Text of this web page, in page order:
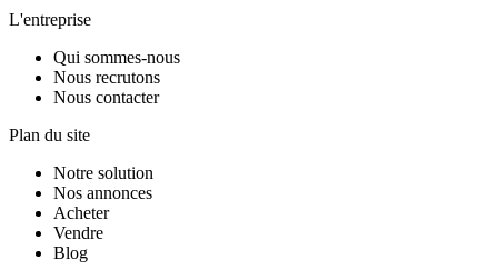
L'entreprise
Qui sommes-nous
Nous recrutons
Nous contacter
Plan du site
Notre solution
Nos annonces
Acheter
Vendre
Blog